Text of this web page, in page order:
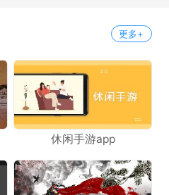
更多+
休闲手游app